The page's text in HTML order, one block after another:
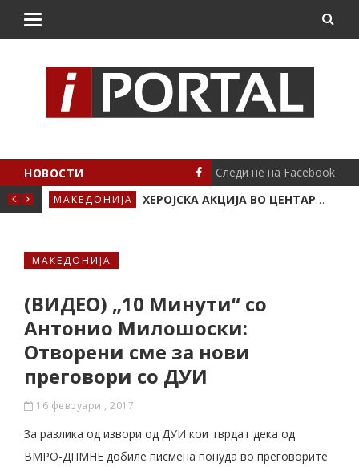
НОВОСТИ
ВЕЛОСИПЕДИТЕ
МАКЕДОНИЈА ХЕРОЈСКА АКЦИЈА ВО ЦЕНТАРОТ НА СКОПЈЕ: ДВАЈЦА ГРАЃАНИ СКОКНАА ВО ВАРДАР И СПАСИЈА ЖЕНА
Следи не на Facebook
МАКЕДОНИЈА
(ВИДЕО) „10 Минути“ со
Антонио Милошоски:
Отворени сме за нови
преговори со ДУИ
16 февруари , 2017
За разлика од извори од ДУИ кои тврдат дека од
ВМРО-ДПМНЕ добиле писмена понуда во преговорите